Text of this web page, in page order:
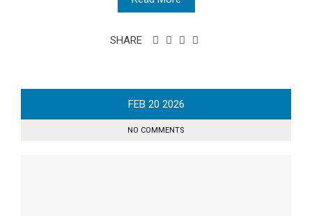
SHARE
FEB 20 2026
NO COMMENTS